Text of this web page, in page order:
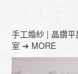
手工婚紗 | 晶鑽
室 ➔ MORE